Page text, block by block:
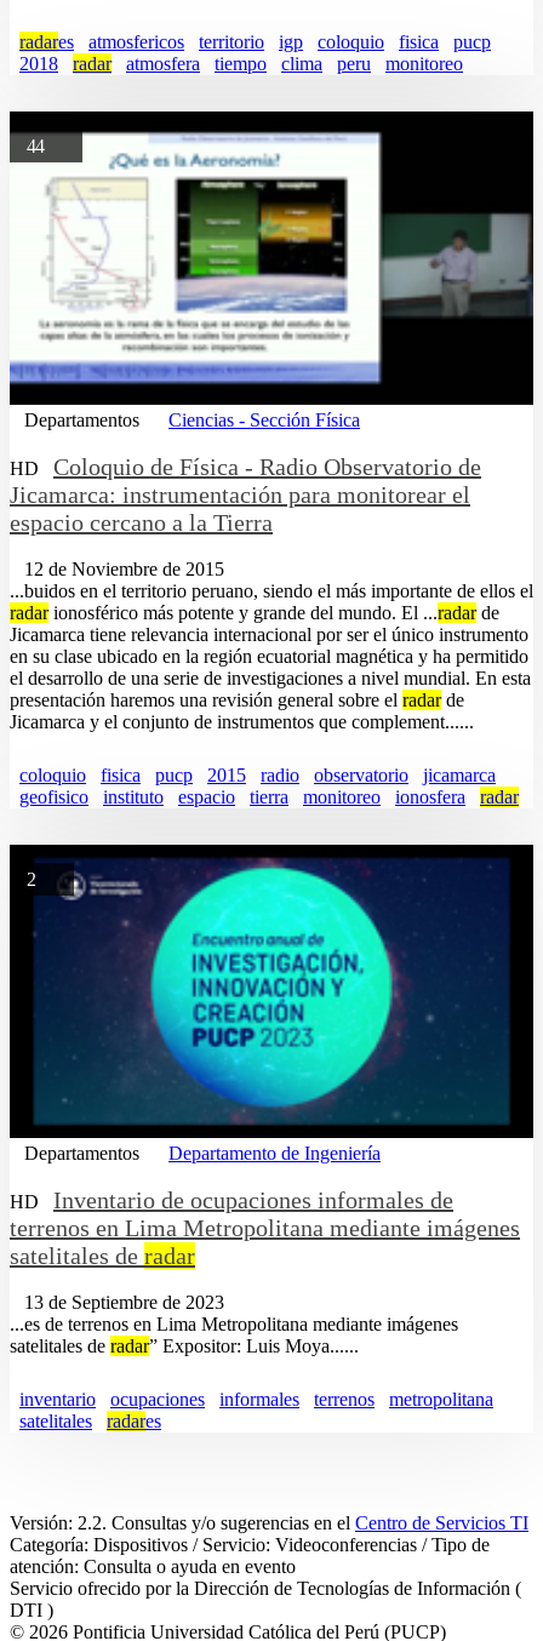
radares atmosfericos territorio igp coloquio fisica
pucp
2018
radar atmosfera tiempo clima peru monitoreo
44
Departamentos Ciencias - Sección Física
HD
Coloquio de Física - Radio Observatorio de
Jicamarca: instrumentación para monitorear el
espacio cercano a la Tierra
12 de Noviembre de 2015
...buidos en el territorio peruano, siendo el más importante de ellos el
radarionosférico más potente y grande del mundo. El ...radarde
Jicamarca tiene relevancia internacional por ser el único instrumento
en su clase ubicado en la región ecuatorial magnética y ha permitido
el desarrollo de una serie de investigaciones a nivel mundial. En esta
presentación haremos una revisión general sobre el radarde
Jicamarca y el conjunto de instrumentos que complement......
coloquio fisica pucp 2015 radio observatorio
jicamarca
geofisico
instituto espacio tierra monitoreo ionosfera radar
2
Departamentos Departamento de Ingeniería
HD
Inventario de ocupaciones informales de
terrenos en Lima Metropolitana mediante imágenes
satelitales de radar
13 de Septiembre de 2023
...es de terrenos en Lima Metropolitana mediante imágenes
satelitales de radar” Expositor: Luis Moya......
inventario ocupaciones informales terrenos
metropolitana
satelitales
radares
Versión: 2.2. Consultas y/o sugerencias en el Centro de Servicios TI
Categoría: Dispositivos / Servicio: Videoconferencias / Tipo de
atención: Consulta o ayuda en evento
Servicio ofrecido por la Dirección de Tecnologías de Información (
DTI )
© 2026 Pontificia Universidad Católica del Perú (PUCP)